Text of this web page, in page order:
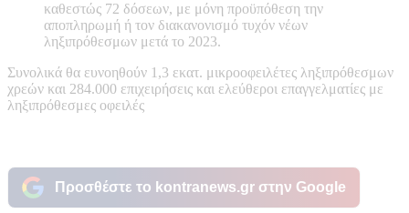
καθεστώς 72 δόσεων, με μόνη προϋπόθεση την
αποπληρωμή ή τον διακανονισμό τυχόν νέων
ληξιπρόθεσμων μετά το 2023.
Συνολικά θα ευνοηθούν 1,3 εκατ. μικροοφειλέτες ληξιπρόθεσμων
χρεών και 284.000 επιχειρήσεις και ελεύθεροι επαγγελματίες με
ληξιπρόθεσμες οφειλές
Προσθέστε το kontranews.gr στην Google